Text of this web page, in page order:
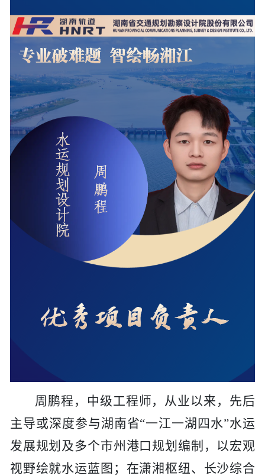
工程
数字
水利
工程
国际
水运
周鹏程，中级工程师，从业以来，先后
主导或深度参与湖南省“一江一湖四水”水运
发展规划及多个市州港口规划编制，以宏观
视野绘就水运蓝图；在潇湘枢纽、长沙综合